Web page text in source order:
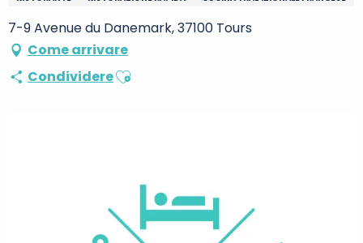
7-9 Avenue du Danemark, 37100 Tours
Come arrivare
CondividereAjouter aux favoris